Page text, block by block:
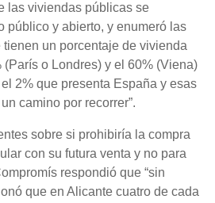
las viviendas públicas se
público y abierto, y enumeró las
un porcentaje de vivienda
o Londres) y el 60% (Viena)
2% que presenta España y esas
camino por recorrer”.
sobre si prohibiría la compra
con su futura venta y no para
respondió que “sin
que en Alicante cuatro de cada